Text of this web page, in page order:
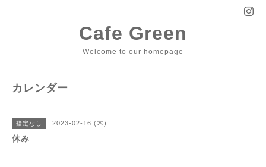
Cafe Green
Welcome to our homepage
カレンダー
指定なし 2023-02-16 (木)
休み